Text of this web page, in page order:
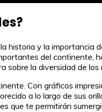
historia y la importancia
del continente,
sobre la diversidad de los
Con gráficos
a lo largo de sus
que te permitirán